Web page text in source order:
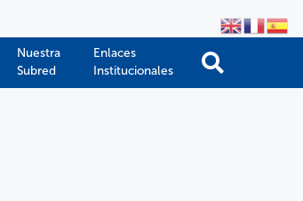
Nuestra
Subred
Enlaces
Institucionales